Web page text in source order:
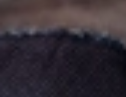
Katalogi
Technologie